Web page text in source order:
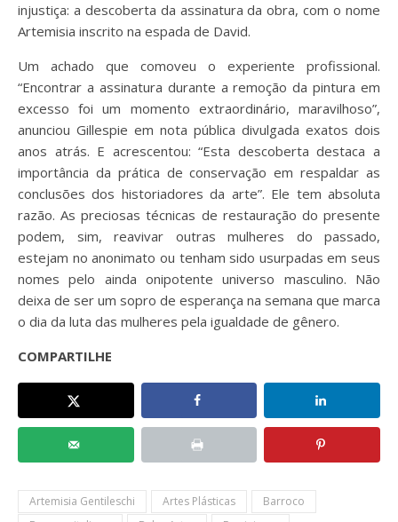
injustiça: a descoberta da assinatura da obra, com o nome
Artemisia inscrito na espada de David.
Um achado que comoveu o experiente profissional.
“Encontrar a assinatura durante a remoção da pintura em
excesso foi um momento extraordinário, maravilhoso”,
anunciou Gillespie em nota pública divulgada exatos dois
anos atrás. E acrescentou: “Esta descoberta destaca a
importância da prática de conservação em respaldar as
conclusões dos historiadores da arte”. Ele tem absoluta
razão. As preciosas técnicas de restauração do presente
podem, sim, reavivar outras mulheres do passado,
estejam no anonimato ou tenham sido usurpadas em seus
nomes pelo ainda onipotente universo masculino. Não
deixa de ser um sopro de esperança na semana que marca
o dia da luta das mulheres pela igualdade de gênero.
COMPARTILHE
Artemisia Gentileschi Artes Plásticas
Barroco